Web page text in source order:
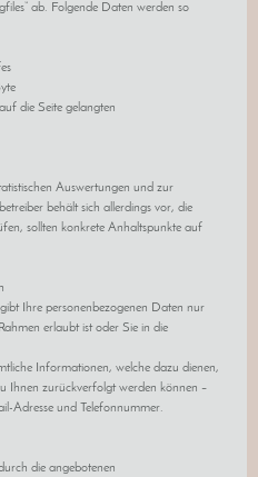
ab. Folgende Daten werden so
die Seite gelangten
Auswertungen und zur
behält sich allerdings vor, die
sollten konkrete Anhaltspunkte auf
Ihre personenbezogenen Daten nur
erlaubt ist oder Sie in die
Informationen, welche dazu dienen,
Ihnen zurückverfolgt werden können –
Adresse und Telefonnummer.
die angebotenen